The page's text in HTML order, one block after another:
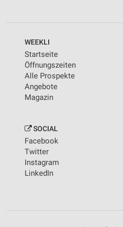
WEEKLI
Startseite
Öffnungszeiten
Alle Prospekte
Angebote
Magazin
SOCIAL
Facebook
Twitter
Instagram
LinkedIn